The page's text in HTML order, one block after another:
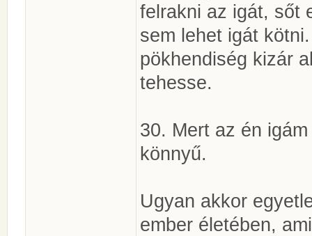
felrakni az igát, sőt
sem lehet igát
pökhendiség kizár
tehesse.
30. Mert az én
könnyű.
Ugyan akkor
ember életében,